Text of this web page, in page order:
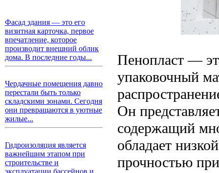
Фасад здания — это его
визитная карточка, первое
впечатление, которое
производит внешний облик
дома. В последние годы...
Чердачные помещения давно
перестали быть только
складскими зонами. Сегодня
они превращаются в уютные
жилые...
Гидроизоляция является
важнейшим этапом при
строительстве и
эксплуатации бассейнов и
Пенопласт —
упаковочный
Он
содержащий
обладает
прочностью